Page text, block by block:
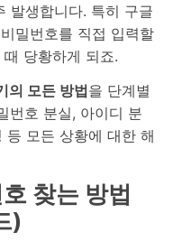
발생합니다. 특히 구글
밀번호를 직접 입력할
당황하게 되죠.
의 모든 방법을 단계별
번호 분실, 아이디 분
모든 상황에 대한 해
찾는 방법
)